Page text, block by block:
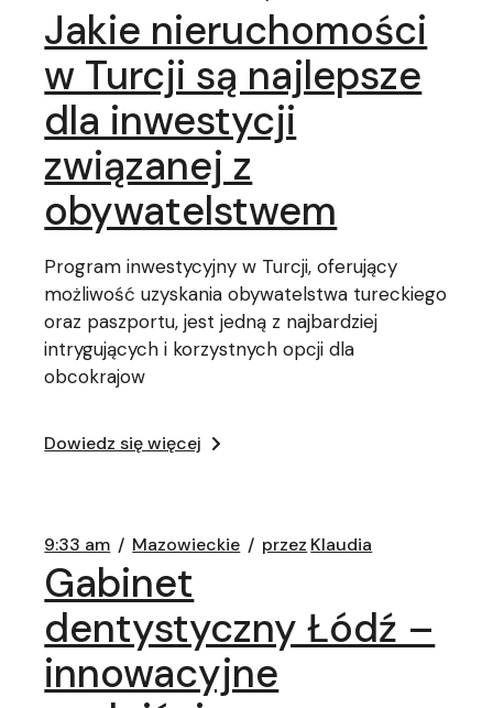
Jakie nieruchomości
w Turcji są najlepsze
dla inwestycji
związanej z
obywatelstwem
Program inwestycyjny w Turcji, oferujący
możliwość uzyskania obywatelstwa tureckiego
oraz paszportu, jest jedną z najbardziej
intrygujących i korzystnych opcji dla
obcokrajow
Dowiedz się więcej
9:33 am Mazowieckie przez Klaudia
Gabinet
dentystyczny Łódź –
innowacyjne